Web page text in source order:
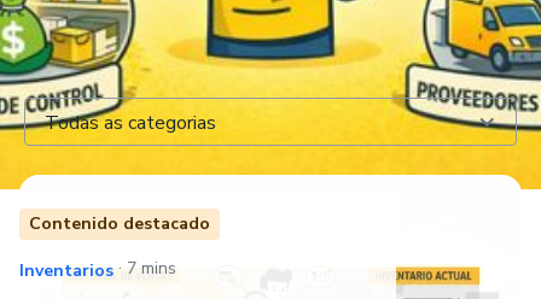
Contenido destacado
Inventarios . 7 mins
Todas as categorias